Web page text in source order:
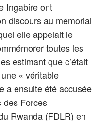
Ingabire ont
discours au mémorial
elle appelait le
toutes les
estimant que c’était
« véritable
a ensuite été accusée
des Forces
Rwanda (FDLR) en